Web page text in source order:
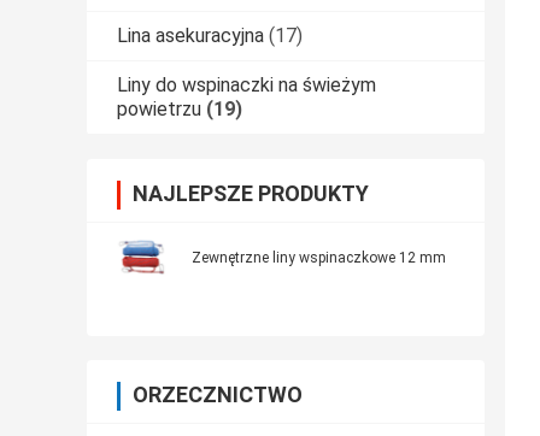
Lina asekuracyjna (17)
Liny do wspinaczki na świeżym
powietrzu (19)
NAJLEPSZE PRODUKTY
Zewnętrzne liny wspinaczkowe 12 mm
ORZECZNICTWO